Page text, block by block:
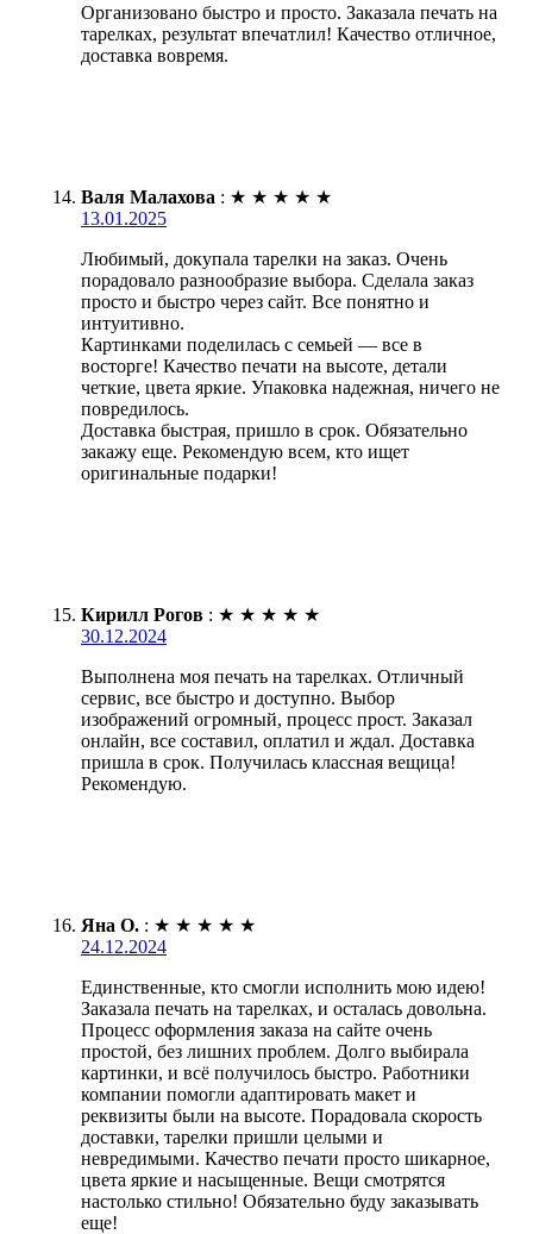
Организовано быстро и просто. Заказала печать на
тарелках, результат впечатлил! Качество отличное,
доставка вовремя.
Валя Малахова : ★ ★ ★ ★ ★
13.01.2025
Любимый, докупала тарелки на заказ. Очень
порадовало разнообразие выбора. Сделала заказ
просто и быстро через сайт. Все понятно и
интуитивно.
Картинками поделилась с семьей — все в
восторге! Качество печати на высоте, детали
четкие, цвета яркие. Упаковка надежная, ничего не
повредилось.
Доставка быстрая, пришло в срок. Обязательно
закажу еще. Рекомендую всем, кто ищет
оригинальные подарки!
Кирилл Рогов : ★ ★ ★ ★ ★
30.12.2024
Выполнена моя печать на тарелках. Отличный
сервис, все быстро и доступно. Выбор
изображений огромный, процесс прост. Заказал
онлайн, все составил, оплатил и ждал. Доставка
пришла в срок. Получилась классная вещица!
Рекомендую.
Яна О. : ★ ★ ★ ★ ★
24.12.2024
Единственные, кто смогли исполнить мою идею!
Заказала печать на тарелках, и осталась довольна.
Процесс оформления заказа на сайте очень
простой, без лишних проблем. Долго выбирала
картинки, и всё получилось быстро. Работники
компании помогли адаптировать макет и
реквизиты были на высоте. Порадовала скорость
доставки, тарелки пришли целыми и
невредимыми. Качество печати просто шикарное,
цвета яркие и насыщенные. Вещи смотрятся
настолько стильно! Обязательно буду заказывать
еще!